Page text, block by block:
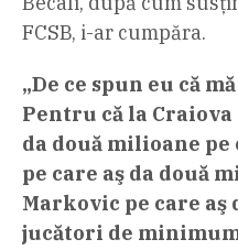
FCSB, i-ar cumpăra.
„De ce spun eu că
Pentru că la
da două milioane
pe care aş da două
Markovic pe care
jucători de